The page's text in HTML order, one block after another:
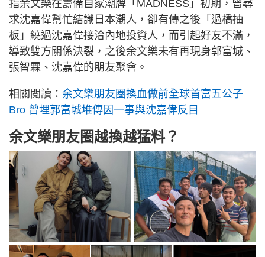
指余文樂在籌備自家潮牌「MADNESS」初期，曾尋
求沈嘉偉幫忙結識日本潮人，卻有傳之後「過橋抽
板」繞過沈嘉偉接洽內地投資人，而引起好友不滿，
導致雙方關係決裂，之後余文樂未有再現身郭富城、
張智霖、沈嘉偉的朋友聚會。
相關閱讀： 余文樂朋友圈換血做前全球首富五公子
Bro 曾埋郭富城堆傳因一事與沈嘉偉反目
余文樂朋友圈越換越猛料？